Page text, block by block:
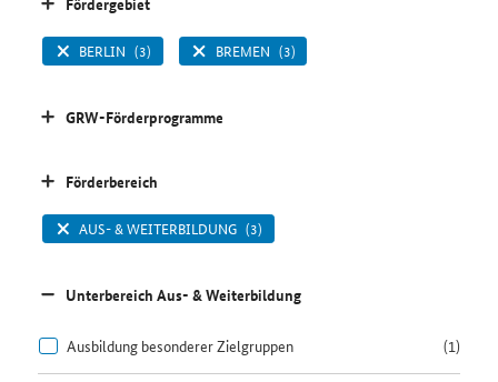
BERLIN (3) BREMEN (3)
GRW-Förderprogramme
Förderbereich
AUS- & WEITERBILDUNG (3)
Unterbereich Aus- & Weiterbildung
Ausbildung besonderer Zielgruppen (1)